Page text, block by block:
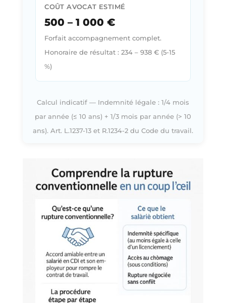
COÛT AVOCAT ESTIMÉ
500 – 1 000 €
Forfait accompagnement complet.
Honoraire de résultat : 234 – 938 € (5-15
%)
Calcul indicatif — Indemnité légale : 1/4 mois
par année (≤ 10 ans) + 1/3 mois par année (> 10
ans). Art. L.1237-13 et R.1234-2 du Code du travail.